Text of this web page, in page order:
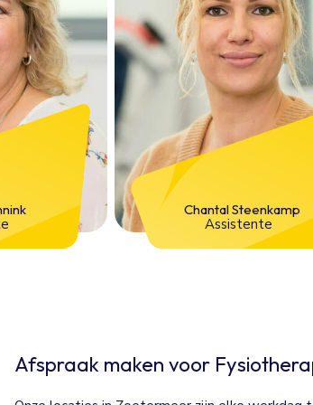
Chantal Steenkamp
Assistente
Afspraak maken voor